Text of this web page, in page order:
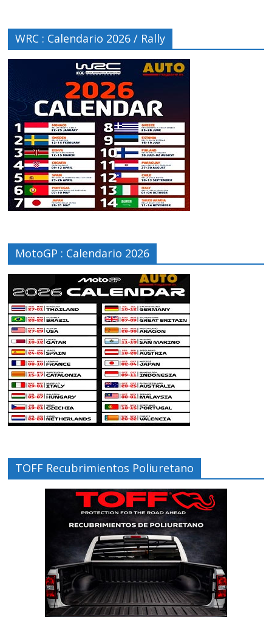
WRC : Calendario 2026 / Rally
MotoGP : Calendario 2026
TOFF Recubrimientos Poliuretano